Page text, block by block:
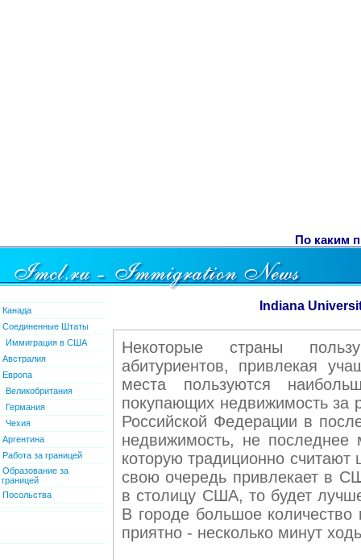
По каким
Канада
Соединенные Штаты
Иммиграция в США
Австралия
Европа
Великобритания
Германия
Чехия
Аргентина
Работа за границей
Образование за
границей
Посольства
Indiana
Некоторые страны
абитуриентов, привлекая
места пользуются
покупающих недвижимость за
Российской Федерации в
недвижимость, не последнее
которую традиционно считают
свою очередь привлекает в
в столицу США, то будет
В городе большое
приятно - несколько минут